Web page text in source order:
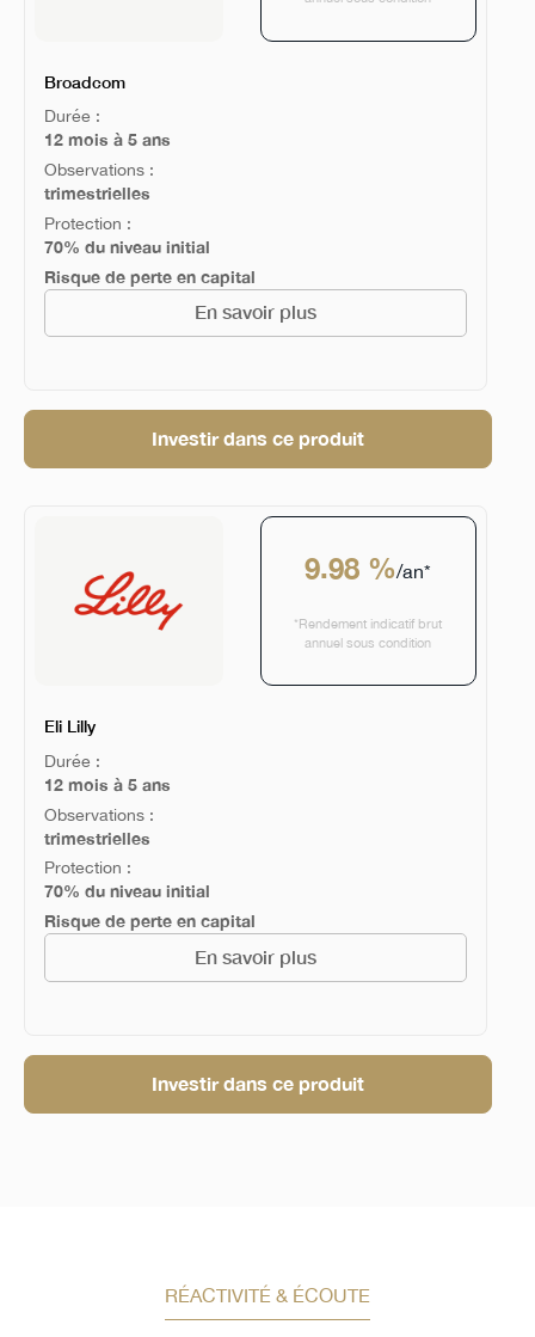
Broadcom
Durée :
12 mois à 5 ans
Observations :
trimestrielles
Protection :
70% du niveau initial
Risque de perte en capital
En savoir plus
Investir dans ce produit
9.98 %/an*
*Rendement indicatif brut
annuel sous condition
Eli Lilly
Durée :
12 mois à 5 ans
Observations :
trimestrielles
Protection :
70% du niveau initial
Risque de perte en capital
En savoir plus
Investir dans ce produit
RÉACTIVITÉ & ÉCOUTE